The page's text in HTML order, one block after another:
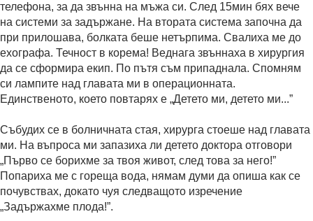
телефона, за да звънна на мъжа си. След 15мин бях вече
на системи за задържане. На втората система започна да
при прилошава, болката беше нетърпима. Свалиха ме до
ехографа. Течност в корема! Веднага звъннаха в хирургия
да се сформира екип. По пътя съм припаднала. Спомням
си лампите над главата ми в операционната.
Единственото, което повтарях е „Детето ми, детето ми...”
Събудих се в болничната стая, хирурга стоеше над главата
ми. На въпроса ми запазиха ли детето доктора отговори
„Първо се борихме за твоя живот, след това за него!”
Попариха ме с гореща вода, нямам думи да опиша как се
почувствах, докато чуя следващото изречение
„Задържахме плода!”.